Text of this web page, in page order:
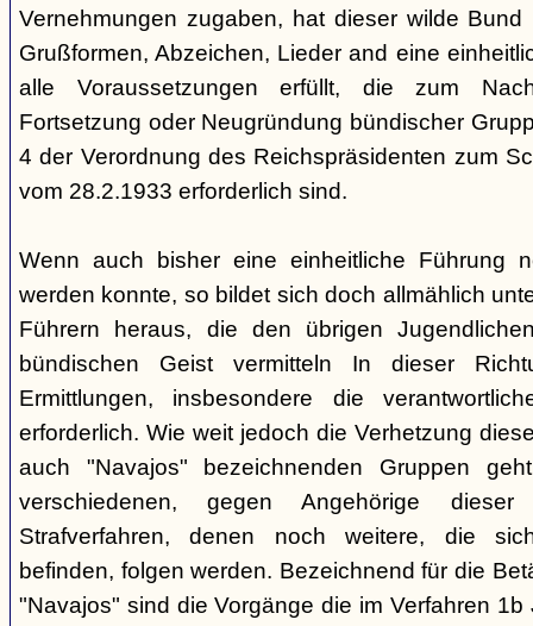
Vernehmungen zugaben, hat dieser wilde
Grußformen, Abzeichen, Lieder and eine
alle Voraussetzungen erfüllt, die zum
Fortsetzung oder Neugründung bündischer
4 der Verordnung des Reichspräsidenten zum
vom 28.2.1933 erforderlich sind.
Wenn auch bisher eine einheitliche Führung
werden konnte, so bildet sich doch allmählich
Führern heraus, die den übrigen
bündischen Geist vermitteln In dieser
Ermittlungen, insbesondere die
erforderlich. Wie weit jedoch die Verhetzung
auch "Navajos" bezeichnenden Gruppen
verschiedenen, gegen Angehörige dieser
Strafverfahren, denen noch weitere, die
befinden, folgen werden. Bezeichnend für die
"Navajos" sind die Vorgänge die im Verfahren